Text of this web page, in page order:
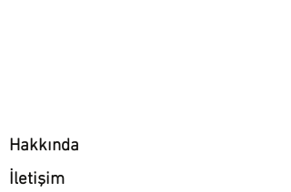
Hakkında
İletişim